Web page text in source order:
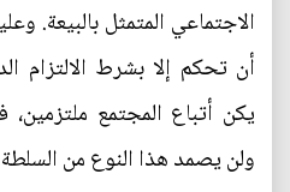
الاجتماعي المتمثل بالبيعة.
أن تحكم إلا بشرط الالتزام
يكن أتباع المجتمع ملتزمين،
ولن يصمد هذا النوع من